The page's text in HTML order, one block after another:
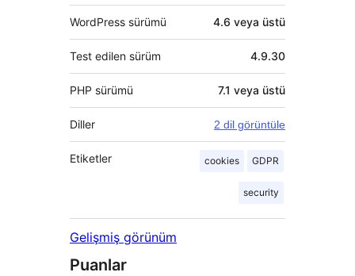
WordPress sürümü 4.6 veya üstü
Test edilen sürüm 4.9.30
PHP sürümü 7.1 veya üstü
Diller 2 dil görüntüle
Etiketler cookies GDPR
security
Gelişmiş görünüm
Puanlar